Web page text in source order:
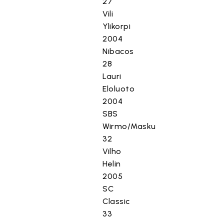
Vili
Ylikorpi
2004
Nibacos
28
Lauri
Eloluoto
2004
SBS
Wirmo/Masku
32
Vilho
Helin
2005
SC
Classic
33